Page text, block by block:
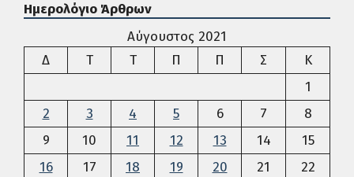
Ημερολόγιο Άρθρων
Αύγουστος 2021
ΔΔευτέρα
ΤΤρίτη ΤΤετάρτη
Π Πέμπτη
Π Παρασκευή
Σ Σάββατο
Κ
1
2
3 4 5 6 7
8
9
10 11 12 13 14
15
16
17 18 19 20 21
22